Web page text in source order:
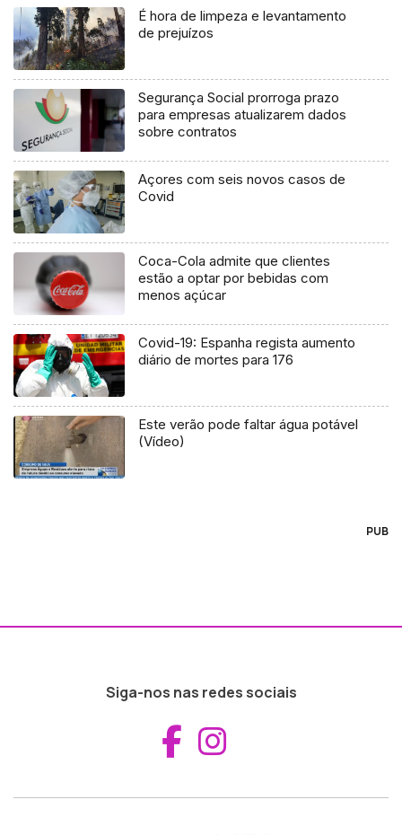
É hora de limpeza e levantamento
de prejuízos
Segurança Social prorroga prazo
para empresas atualizarem dados
sobre contratos
Açores com seis novos casos de
Covid
Coca-Cola admite que clientes
estão a optar por bebidas com
menos açúcar
Covid-19: Espanha regista aumento
diário de mortes para 176
Este verão pode faltar água potável
(Vídeo)
PUB
Siga-nos nas redes sociais
Aceder ao